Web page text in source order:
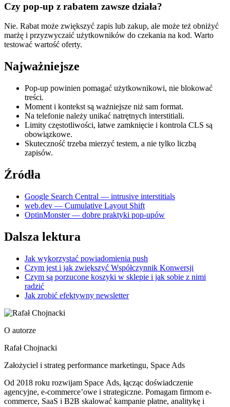
Czy pop-up z rabatem zawsze działa?
Nie. Rabat może zwiększyć zapis lub zakup, ale może też obniżyć
marżę i przyzwyczaić użytkowników do czekania na kod. Warto
testować wartość oferty.
Najważniejsze
Pop-up powinien pomagać użytkownikowi, nie blokować
treści.
Moment i kontekst są ważniejsze niż sam format.
Na telefonie należy unikać natrętnych interstitiali.
Limity częstotliwości, łatwe zamknięcie i kontrola CLS są
obowiązkowe.
Skuteczność trzeba mierzyć testem, a nie tylko liczbą
zapisów.
Źródła
Google Search Central — intrusive interstitials
web.dev — Cumulative Layout Shift
OptinMonster — dobre praktyki pop-upów
Dalsza lektura
Jak wykorzystać powiadomienia push
Czym jest i jak zwiększyć Współczynnik Konwersji
Czym są porzucone koszyki w sklepie i jak sobie z nimi
radzić
Jak zrobić efektywny newsletter
O autorze
Rafał Chojnacki
Założyciel i strateg performance marketingu, Space Ads
Od 2018 roku rozwijam Space Ads, łącząc doświadczenie
agencyjne, e-commerce’owe i strategiczne. Pomagam firmom e-
commerce, SaaS i B2B skalować kampanie płatne, analitykę i